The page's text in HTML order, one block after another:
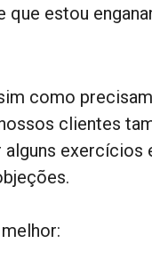
que estou
como
clientes
exercícios